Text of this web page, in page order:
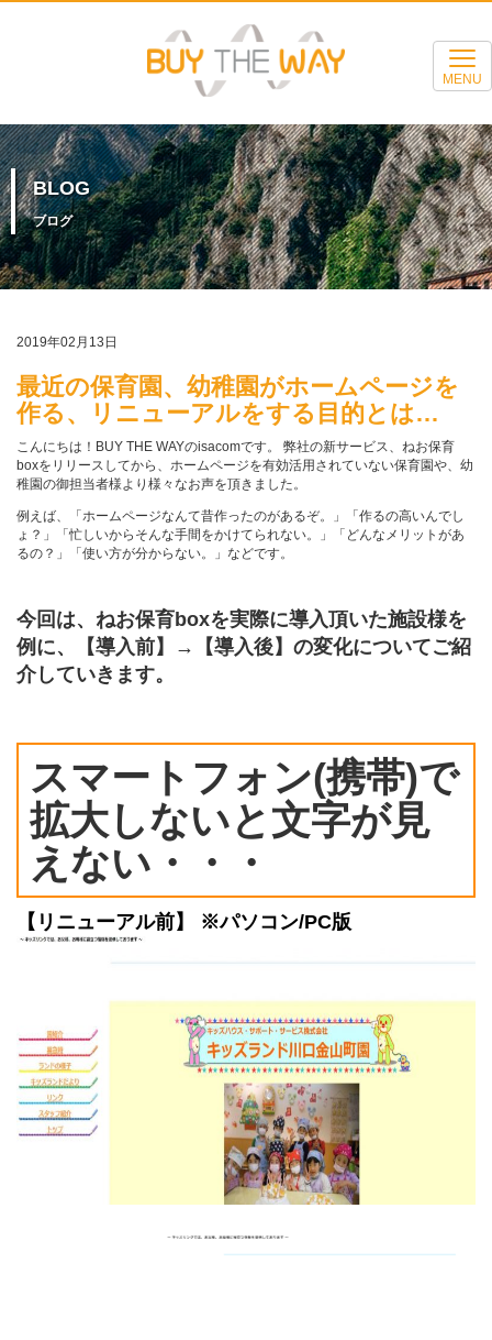
MENU
BLOG
ブログ
2019年02月13日
最近の保育園、幼稚園がホームページを
作る、リニューアルをする目的とは…
こんにちは！BUY THE WAYのisacomです。 弊社の新サービス、ねお保育
boxをリリースしてから、ホームページを有効活用されていない保育園や、幼
稚園の御担当者様より様々なお声を頂きました。
例えば、「ホームページなんて昔作ったのがあるぞ。」「作るの高いんでし
ょ？」「忙しいからそんな手間をかけてられない。」「どんなメリットがあ
るの？」「使い方が分からない。」などです。
今回は、ねお保育boxを実際に導入頂いた施設様を
例に、
【導入前】→【導入後】の変化についてご紹
介していきます。
スマートフォン(携帯)で
拡大しないと文字が見
えない・・・
【リニューアル前】 ※パソコン/PC版